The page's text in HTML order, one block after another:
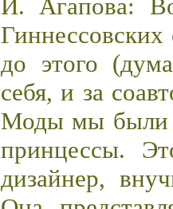
И. Агапова:
до этого
себя, и за
Моды мы были
принцессы.
дизайнер,